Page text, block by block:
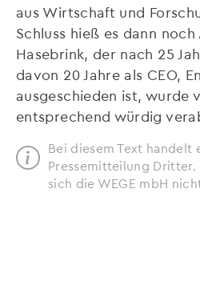
aus Wirtschaft und
Schluss hieß es dann noch
Hasebrink, der nach 25
davon 20 Jahre als CEO,
ausgeschieden ist, wurde
entsprechend würdig
Bei diesem Text handelt
Pressemitteilung
sich die WEGE mbH